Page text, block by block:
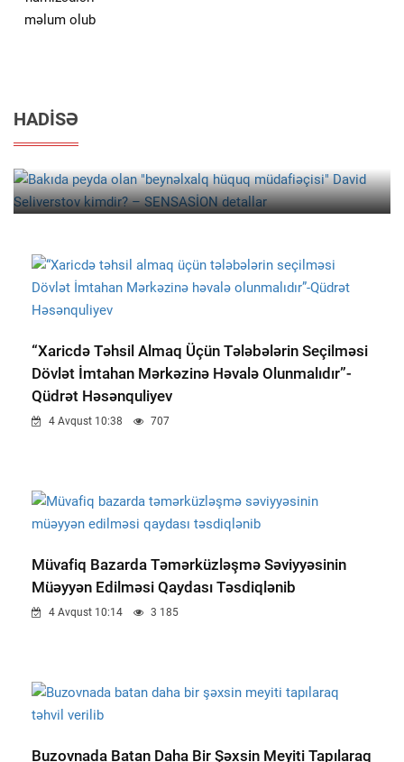
HADISƏ
“Xaricdə Təhsil Almaq Üçün Tələbələrin Seçilməsi
Dövlət İmtahan Mərkəzinə Həvalə Olunmalıdır”-
Qüdrət Həsənquliyev
4 Avqust 10:38 707
Müvafiq Bazarda Təmərküzləşmə Səviyyəsinin
Müəyyən Edilməsi Qaydası Təsdiqlənib
4 Avqust 10:14 3 185
Buzovnada Batan Daha Bir Şəxsin Meyiti Tapılaraq